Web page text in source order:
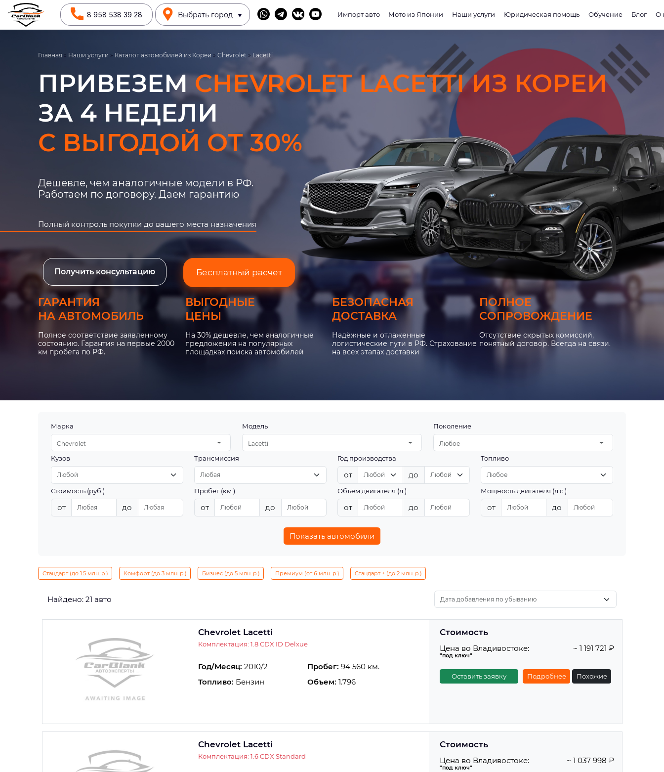
8 958 538 39 28 Выбрать город Импорт авто Мото из Японии Наши услуги Юридическая помощь Обучение Блог О
Главная » Наши услуги » Каталог автомобилей из Кореи » Chevrolet » Lacetti
ПРИВЕЗЕМCHEVROLET LACETTI ИЗ КОРЕИ
ЗА 4 НЕДЕЛИ
С ВЫГОДОЙ ОТ 30%
Дешевле, чем аналогичные модели в РФ.
Работаем по договору. Даем гарантию
Полный контроль покупки до вашего места назначения
Получить консультацию Бесплатный расчет
ГАРАНТИЯ
НА АВТОМОБИЛЬ
Полное соответствие заявленному
состоянию. Гарантия на первые 2000
км пробега по РФ.
ВЫГОДНЫЕ
ЦЕНЫ
На 30% дешевле, чем аналогичные
предложения на популярных
площадках поиска автомобилей
БЕЗОПАСНАЯ
ДОСТАВКА
Надёжные и отлаженные
логистические пути в РФ. Страхование
на всех этапах доставки
ПОЛНОЕ
СОПРОВОЖДЕНИЕ
Отсутствие скрытых комиссий,
понятный договор. Всегда на связи.
Марка
Chevrolet
Модель
Lacetti
Поколение
Любое
Кузов Трансмиссия Год производства
от до
Топливо
Стоимость (руб.)
от до
Пробег (км.)
от до
Объем двигателя (л.)
от до
Мощность двигателя (л.с.)
от до
Показать автомобили
Стандарт (до 1.5 млн. р.) Комфорт (до 3 млн. р.) Бизнес (до 5 млн. р.) Премиум (от 6 млн. р.) Стандарт + (до 2 млн. р.)
Найдено: 21 авто
Chevrolet Lacetti
Комплектация: 1.8 CDX ID Delxue
Год/Месяц: 2010/2 Пробег: 94 560 км.
Топливо: Бензин Объем: 1.796
Стоимость
Цена во Владивостоке:
"под ключ"
~ 1 191 721 ₽
Оставить заявку Подробнее Похожие
Chevrolet Lacetti
Комплектация: 1.6 CDX Standard
Стоимость
Цена во Владивостоке:
"под ключ"
~ 1 037 998 ₽